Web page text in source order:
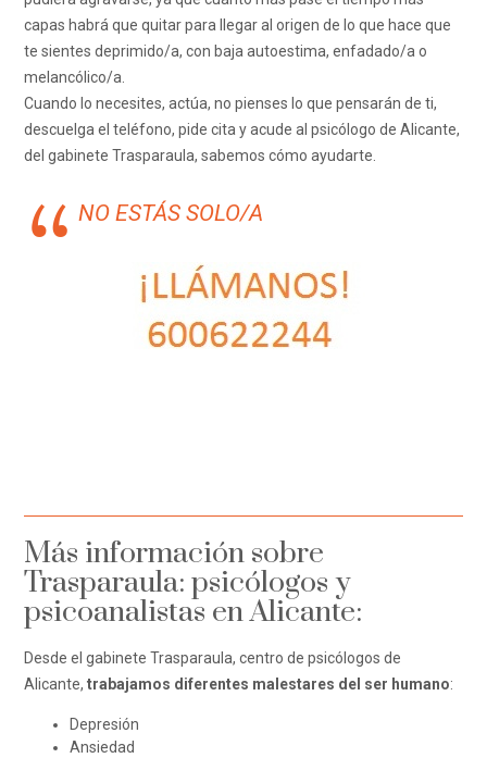
capas habrá que quitar para llegar al origen de lo que hace que
te sientes deprimido/a, con baja autoestima, enfadado/a o
melancólico/a.
Cuando lo necesites, actúa, no pienses lo que pensarán de ti,
descuelga el teléfono, pide cita y acude al psicólogo de Alicante,
del gabinete Trasparaula, sabemos cómo ayudarte.
NO ESTÁS SOLO/A
Más información sobre
Trasparaula: psicólogos y
psicoanalistas en Alicante:
Desde el gabinete Trasparaula, centro de psicólogos de
Alicante, trabajamos diferentes malestares del ser humano:
Depresión
Ansiedad